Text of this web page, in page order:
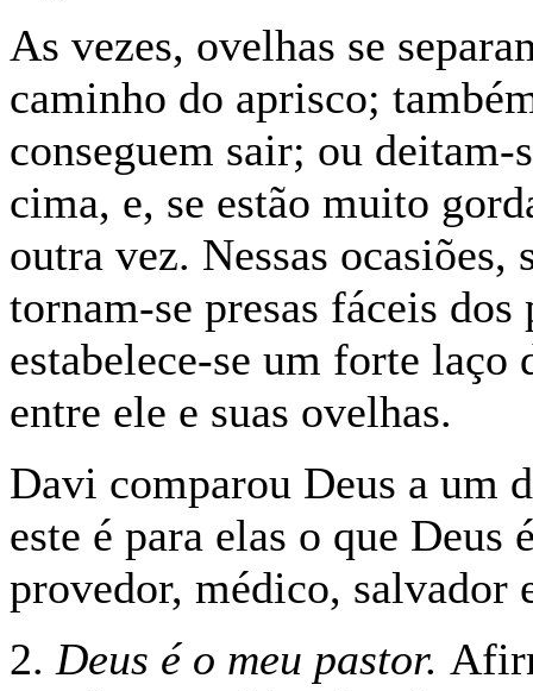
As vezes, ovelhas se
caminho do aprisco;
conseguem sair; ou deitam-
cima, e, se estão muito
outra vez. Nessas ocasiões,
tornam-se presas fáceis
estabelece-se um forte laço
entre ele e suas ovelhas.
Davi comparou Deus a um
este é para elas o que
provedor, médico, salvador
2. Deus é o meu pastor.